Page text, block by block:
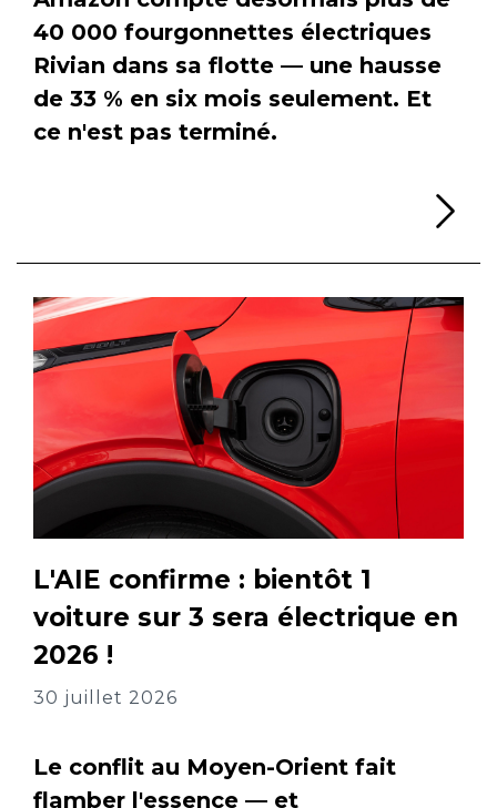
40 000 fourgonnettes électriques
Rivian dans sa flotte — une hausse
de 33 % en six mois seulement. Et
ce n'est pas terminé.
L'AIE confirme : bientôt 1
voiture sur 3 sera électrique en
2026 !
30 juillet 2026
Le conflit au Moyen-Orient fait
flamber l'essence — et